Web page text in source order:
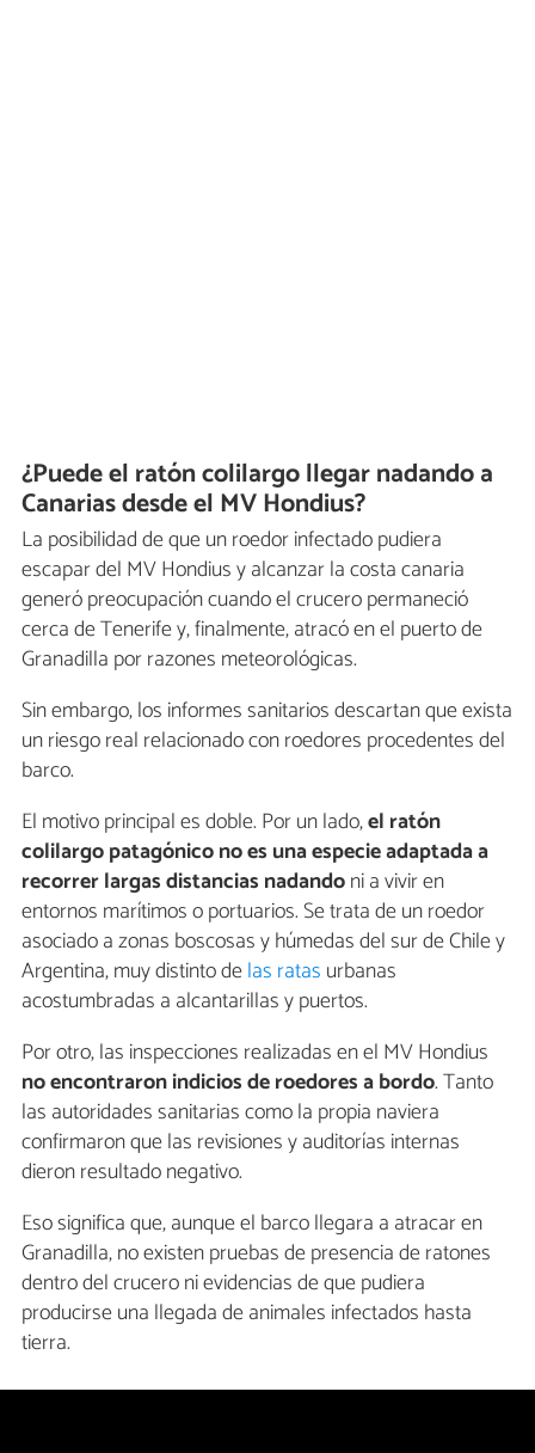
¿Puede el ratón colilargo llegar nadando a
Canarias desde el MV Hondius?
La posibilidad de que un roedor infectado pudiera
escapar del MV Hondius y alcanzar la costa canaria
generó preocupación cuando el crucero permaneció
cerca de Tenerife y, finalmente, atracó en el puerto de
Granadilla por razones meteorológicas.
Sin embargo, los informes sanitarios descartan que exista
un riesgo real relacionado con roedores procedentes del
barco.
El motivo principal es doble. Por un lado,el ratón
colilargo patagónico no es una especie adaptada a
recorrer largas distancias nadandoni a vivir en
entornos marítimos o portuarios. Se trata de un roedor
asociado a zonas boscosas y húmedas del sur de Chile y
Argentina, muy distinto delas ratas urbanas
acostumbradas a alcantarillas y puertos.
Por otro, las inspecciones realizadas en el MV Hondius
no encontraron indicios de roedores a bordo. Tanto
las autoridades sanitarias como la propia naviera
confirmaron que las revisiones y auditorías internas
dieron resultado negativo.
Eso significa que, aunque el barco llegara a atracar en
Granadilla, no existen pruebas de presencia de ratones
dentro del crucero ni evidencias de que pudiera
producirse una llegada de animales infectados hasta
tierra.